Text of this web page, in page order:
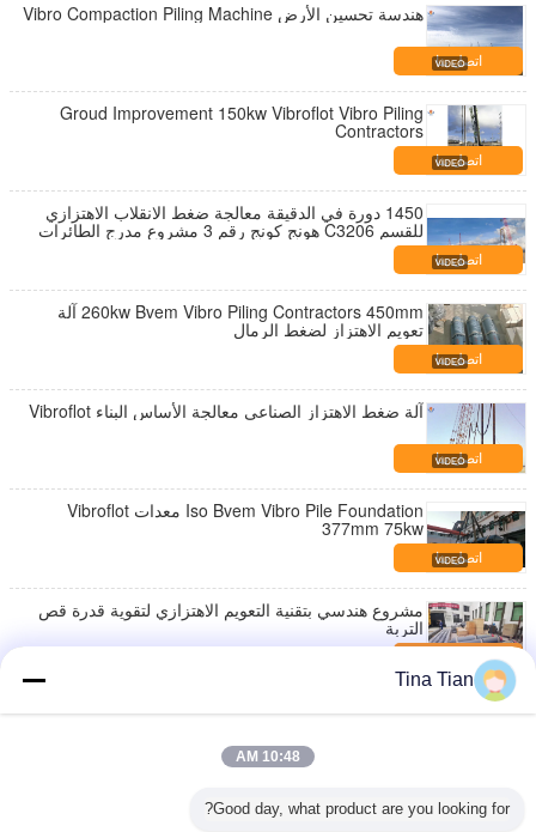
هندسة تحسين الأرض Vibro Compaction Piling Machine
اتصل بنا
Groud Improvement 150kw Vibroflot Vibro Piling
Contractors
اتصل بنا
1450 دورة في الدقيقة معالجة ضغط الانقلاب الاهتزازي
للقسم C3206 هونج كونج رقم 3 مشروع مدرج الطائرات
اتصل بنا
260kw Bvem Vibro Piling Contractors 450mm آلة
تعويم الاهتزاز لضغط الرمال
اتصل بنا
آلة ضغط الاهتزاز الصناعي معالجة الأساس البناء Vibroflot
اتصل بنا
Iso Bvem Vibro Pile Foundation معدات Vibroflot
377mm 75kw
اتصل بنا
مشروع هندسي بتقنية التعويم الاهتزازي لتقوية قدرة قص
التربة
BJV180E-377 موتور فيبرو كومة مؤسسة القيادة آلة
1450 دورة في الدقيقة 130kw معدات الاهتزاز الكهربائية
Tina Tian
10:48 AM
Good day, what product are you looking for?